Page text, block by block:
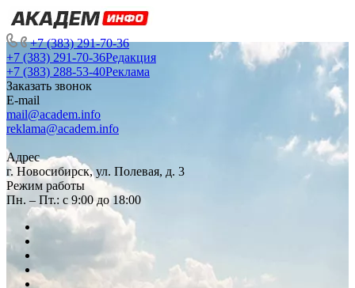
+7 (383) 291-70-36
+7 (383) 291-70-36Редакция
+7 (383) 288-53-40Реклама
Заказать звонок
E-mail
mail@academ.info
reklama@academ.info
Адрес
г. Новосибирск, ул. Полевая, д. 3
Режим работы
Пн. – Пт.: с 9:00 до 18:00